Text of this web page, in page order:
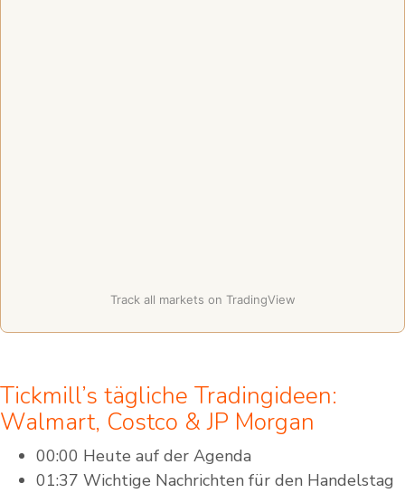
Track all markets on TradingView
Tickmill’s tägliche Tradingideen:
Walmart, Costco & JP Morgan
00:00 Heute auf der Agenda
01:37 Wichtige Nachrichten für den Handelstag